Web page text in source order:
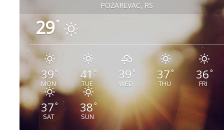
POŽAREVAC, RS
29°
39°
MON
41°
TUE
39 °
WED
37°
THU
36°
FRI
37°
SAT
38°
SUN